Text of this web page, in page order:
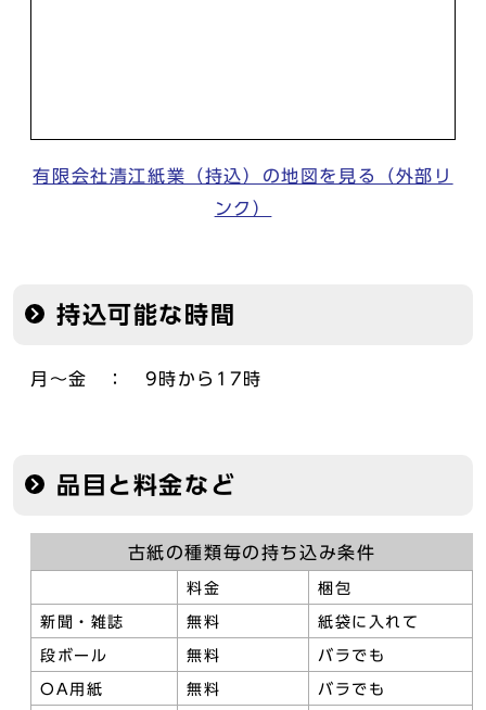
有限会社清江紙業（持込）の地図を見る（外部リ
ンク）
持込可能な時間
月～金 ： 9時から17時
品目と料金など
古紙の種類毎の持ち込み条件
料金 梱包
新聞・雑誌 無料 紙袋に入れて
段ボール 無料 バラでも
OA用紙 無料 バラでも